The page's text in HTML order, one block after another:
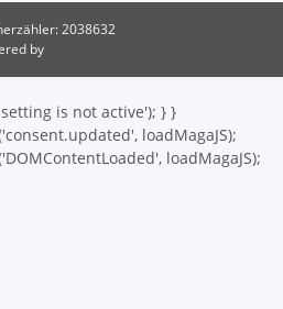
2038632
by
is not active'); } }
loadMagaJS);
loadMagaJS);